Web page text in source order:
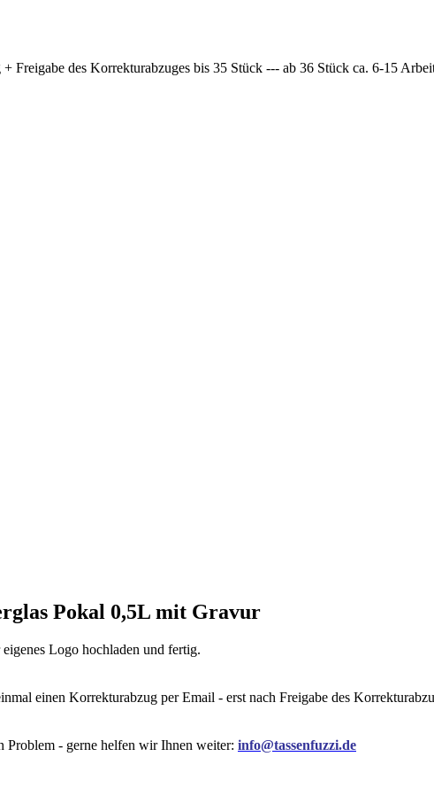
Freigabe des Korrekturabzuges bis 35 Stück --- ab 36 Stück ca. 6-15
Pokal 0,5L mit Gravur
Logo hochladen und fertig.
einen Korrekturabzug per Email - erst nach Freigabe des
Problem - gerne helfen wir Ihnen weiter: info@tassenfuzzi.de